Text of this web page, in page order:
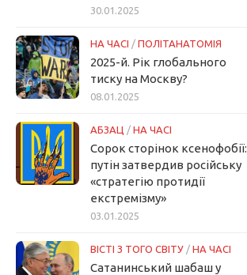
30.01.2025
НА ЧАСІ / ПОЛІТАНАТОМІЯ
2025-й. Рік глобального
тиску на Москву?
08.01.2025
АБЗАЦ / НА ЧАСІ
Сорок сторінок ксенофобії:
путін затвердив російську
«стратегію протидії
екстремізму»
03.01.2025
ВІСТІ З ТОГО СВІТУ / НА ЧАСІ
Сатанинський шабаш у